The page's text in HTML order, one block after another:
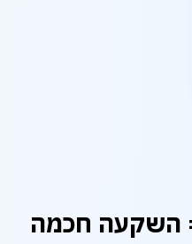
השקעה חכמה